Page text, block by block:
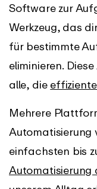
Software zur
Werkzeug, das
für bestimmte
eliminieren.
alle, die
Mehrere
Automatisierung
einfachsten bis
Automatisierung